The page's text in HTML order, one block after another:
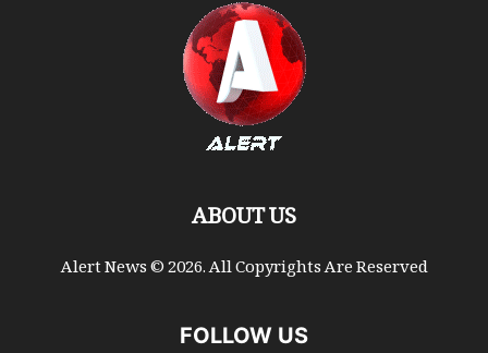
ABOUT US
Alert News © 2026. All Copyrights Are Reserved
FOLLOW US